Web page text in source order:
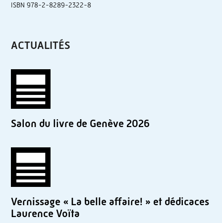
ISBN 978-2-8289-2322-8
ACTUALITÉS
Salon du livre de Genève 2026
Vernissage « La belle affaire! » et dédicaces
Laurence Voïta